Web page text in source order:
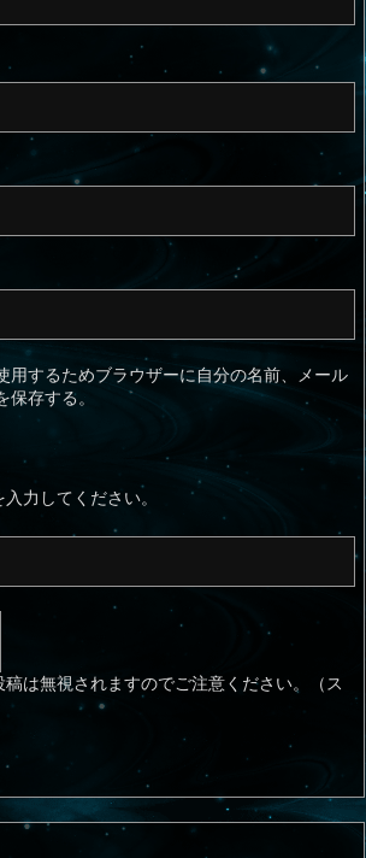
用するためブラウザーに自分の名前、メール
存する。
力してください。
は無視されますのでご注意ください。（ス